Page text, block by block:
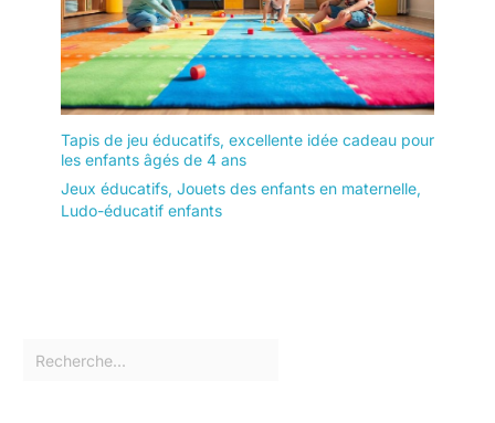
Tapis de jeu éducatifs, excellente idée cadeau pour
les enfants âgés de 4 ans
Jeux éducatifs, Jouets des enfants en maternelle,
Ludo-éducatif enfants